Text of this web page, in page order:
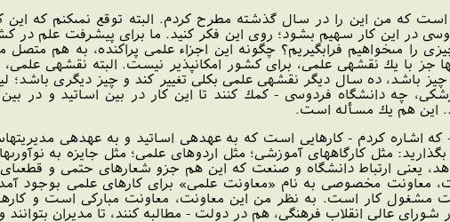
من اين را در سال گذشته مطرح كردم. البته توقع نمى‏كنم كه اين
در اين كار سهيم بشود؛ روى اين فكر كنيد. ما براى پيشرفت علم در
را مى‏خواهيم فرابگيريم؟ چگونه اين اجزاء علمى پراكنده، به هم متصل
جز با يك نقشه‏ى علمى، براى كشور امكانپذير نيست. البته نقشه‏ى علمى،
باشد، ده سال ديگر نقشه‏ى علمى بكلى تغيير كند و چيز ديگرى باشد؛
چه دانشگاه فردوسى - كمك كنند تا اين كار در بين اساتيد و در
اين هم يك مسأله است.
اشاره كردم - كارهايى است كه به عهده‏ى اساتيد و به عهده‏ى
بگذاريد: مثل كارگاه‏هاى آموزشى؛ مثل اردوهاى علمى؛ مثل جايزه به
يعنى ارتباط دانشگاه و صنعت كه اين هم جزو شعارهاى حتمى و
معاونت مخصوصى به نام «معاونت علمى» براى كارهاى علمى بوجود
مشغول كار است. به نظر من اين معاونت، معاونت مباركى است و
عالى انقلاب فرهنگى، هم در دولت - مطالبه كنند، تا مديران بتوانند